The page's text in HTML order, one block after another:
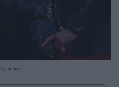
Images